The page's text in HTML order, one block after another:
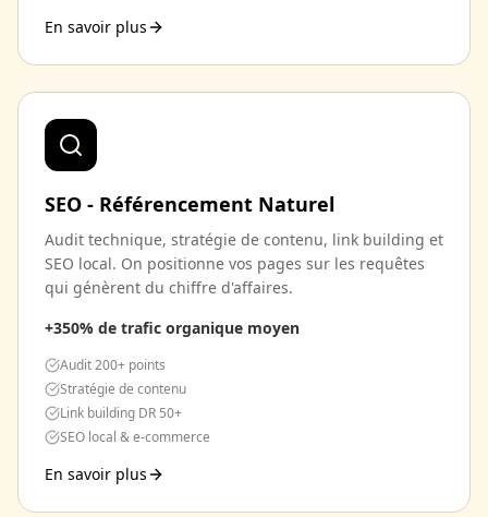
En savoir plus
SEO - Référencement Naturel
Audit technique, stratégie de contenu, link building et
SEO local. On positionne vos pages sur les requêtes
qui génèrent du chiffre d'affaires.
+350% de trafic organique moyen
Audit 200+ points
Stratégie de contenu
Link building DR 50+
SEO local & e-commerce
En savoir plus